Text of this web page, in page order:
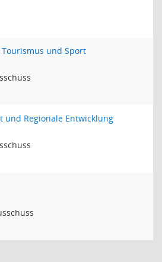
und Sport
und Regionale Entwicklung